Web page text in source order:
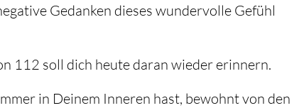
Gedanken dieses wundervolle Gefühl
112 soll dich heute daran wieder erinnern.
in Deinem Inneren hast, bewohnt von den